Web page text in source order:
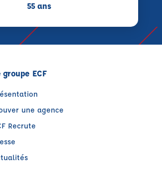
55 ans
groupe ECF
une agence
Recrute